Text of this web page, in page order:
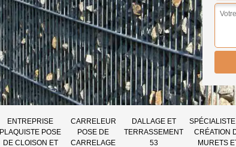
ENTREPRISE
PLAQUISTE POSE
DE CLOISON ET
CARRELEUR
POSE DE
CARRELAGE
DALLAGE ET
TERRASSEMENT
53
SPÉCIALISTE
CRÉATION
MURETS